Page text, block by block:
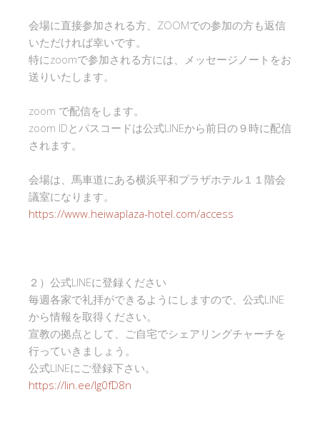
会場に直接参加される方、ZOOMでの参加の方も返信
いただければ幸いです。
特にzoomで参加される方には、メッセージノートをお
送りいたします。
zoom で配信をします。
zoom IDとパスコードは公式LINEから前日の９時に配信
されます。
会場は、馬車道にある横浜平和プラザホテル１１階会
議室になります。
https://www.heiwaplaza-hotel.com/access
２）公式LINEに登録ください
毎週各家で礼拝ができるようにしますので、公式LINE
から情報を取得ください。
宣教の拠点として、ご自宅でシェアリングチャーチを
行っていきましょう。
公式LINEにご登録下さい。
https://lin.ee/Ig0fD8n